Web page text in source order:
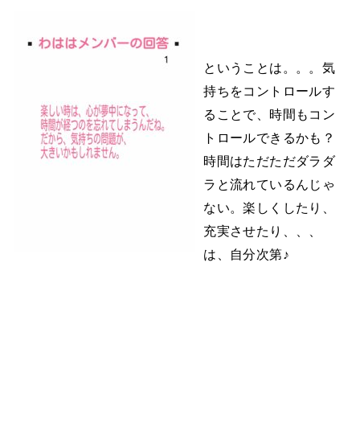
ということは。。。気
持ちをコントロールす
ることで、時間もコン
トロールできるかも？
時間はただただダラダ
ラと流れているんじゃ
ない。楽しくしたり、
充実させたり、、、
は、自分次第♪